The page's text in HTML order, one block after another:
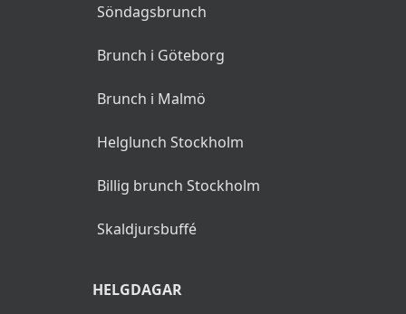
Söndagsbrunch
Brunch i Göteborg
Brunch i Malmö
Helglunch Stockholm
Billig brunch Stockholm
Skaldjursbuffé
HELGDAGAR